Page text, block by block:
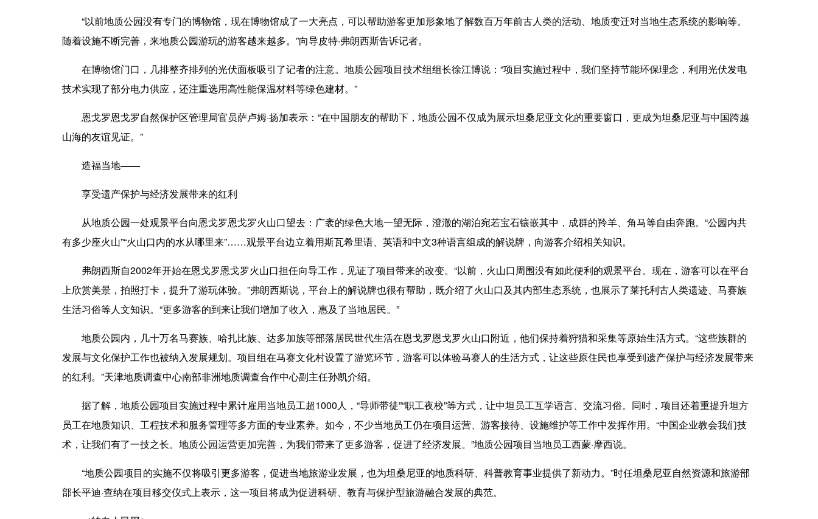
“以前地质公园没有专门的博物馆，现在博物馆成了一大亮点，可以帮助游客更加形象地了解数百万年前古人类的活动、地质变迁对当地生态系统的影响等。
随着设施不断完善，来地质公园游玩的游客越来越多。”向导皮特·弗朗西斯告诉记者。
在博物馆门口，几排整齐排列的光伏面板吸引了记者的注意。地质公园项目技术组组长徐江博说：“项目实施过程中，我们坚持节能环保理念，利用光伏发电
技术实现了部分电力供应，还注重选用高性能保温材料等绿色建材。”
恩戈罗恩戈罗自然保护区管理局官员萨卢姆·扬加表示：“在中国朋友的帮助下，地质公园不仅成为展示坦桑尼亚文化的重要窗口，更成为坦桑尼亚与中国跨越
山海的友谊见证。”
造福当地——
享受遗产保护与经济发展带来的红利
从地质公园一处观景平台向恩戈罗恩戈罗火山口望去：广袤的绿色大地一望无际，澄澈的湖泊宛若宝石镶嵌其中，成群的羚羊、角马等自由奔跑。“公园内共
有多少座火山”“火山口内的水从哪里来”……观景平台边立着用斯瓦希里语、英语和中文3种语言组成的解说牌，向游客介绍相关知识。
弗朗西斯自2002年开始在恩戈罗恩戈罗火山口担任向导工作，见证了项目带来的改变。“以前，火山口周围没有如此便利的观景平台。现在，游客可以在平台
上欣赏美景，拍照打卡，提升了游玩体验。”弗朗西斯说，平台上的解说牌也很有帮助，既介绍了火山口及其内部生态系统，也展示了莱托利古人类遗迹、马赛族
生活习俗等人文知识。“更多游客的到来让我们增加了收入，惠及了当地居民。”
地质公园内，几十万名马赛族、哈扎比族、达多加族等部落居民世代生活在恩戈罗恩戈罗火山口附近，他们保持着狩猎和采集等原始生活方式。“这些族群的
发展与文化保护工作也被纳入发展规划。项目组在马赛文化村设置了游览环节，游客可以体验马赛人的生活方式，让这些原住民也享受到遗产保护与经济发展带来
的红利。”天津地质调查中心南部非洲地质调查合作中心副主任孙凯介绍。
据了解，地质公园项目实施过程中累计雇用当地员工超1000人，“导师带徒”“职工夜校”等方式，让中坦员工互学语言、交流习俗。同时，项目还着重提升坦方
员工在地质知识、工程技术和服务管理等多方面的专业素养。如今，不少当地员工仍在项目运营、游客接待、设施维护等工作中发挥作用。“中国企业教会我们技
术，让我们有了一技之长。地质公园运营更加完善，为我们带来了更多游客，促进了经济发展。”地质公园项目当地员工西蒙·摩西说。
“地质公园项目的实施不仅将吸引更多游客，促进当地旅游业发展，也为坦桑尼亚的地质科研、科普教育事业提供了新动力。”时任坦桑尼亚自然资源和旅游部
部长平迪·查纳在项目移交仪式上表示，这一项目将成为促进科研、教育与保护型旅游融合发展的典范。